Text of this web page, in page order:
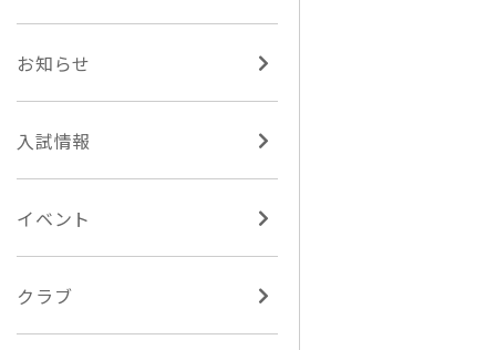
お知らせ
入試情報
イベント
クラブ